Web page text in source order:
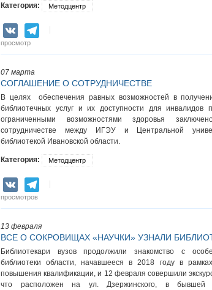
Категория: Методцентр
VK
просмотр
07 марта
СОГЛАШЕНИЕ О СОТРУДНИЧЕСТВЕ
В целях обеспечения равных возможностей в
библиотечных услуг и их доступности для
ограниченными возможностями здоровья
сотрудничестве между ИГЭУ и Центральной
библиотекой Ивановской области.
Категория: Методцентр
VK
просмотров
13 февраля
ВСЕ О СОКРОВИЩАХ «НАУЧКИ» УЗНАЛИ
Библиотекари вузов продолжили знакомство с
библиотеки области, начавшееся в 2018 году в
повышения квалификации, и 12 февраля совершили
что расположен на ул. Дзержинского, в бывшей